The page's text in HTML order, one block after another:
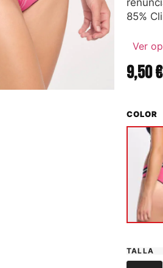
85%
Ver
9,50€
COLOR
TALLA